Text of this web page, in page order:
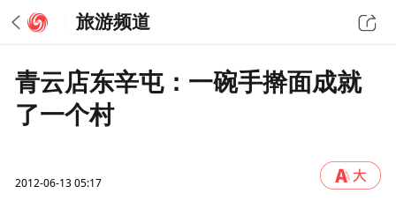
旅游频道
青云店东辛屯：一碗手擀面成就
了一个村
2012-06-13 05:17